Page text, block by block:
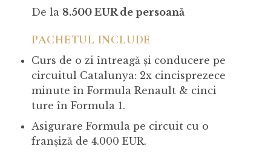
De la 8.500 EUR de persoană
PACHETUL INCLUDE
Curs de o zi întreagă și conducere pe
circuitul Catalunya: 2x cincisprezece
minute în Formula Renault & cinci
ture în Formula 1.
Asigurare Formula pe circuit cu o
franșiză de 4.000 EUR.